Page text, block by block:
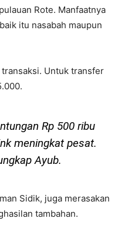
Rote. Manfaatnya
itu nasabah maupun
Untuk transfer
Rp 500 ribu
meningkat pesat.
Ayub.
Sidik, juga merasakan
tambahan.